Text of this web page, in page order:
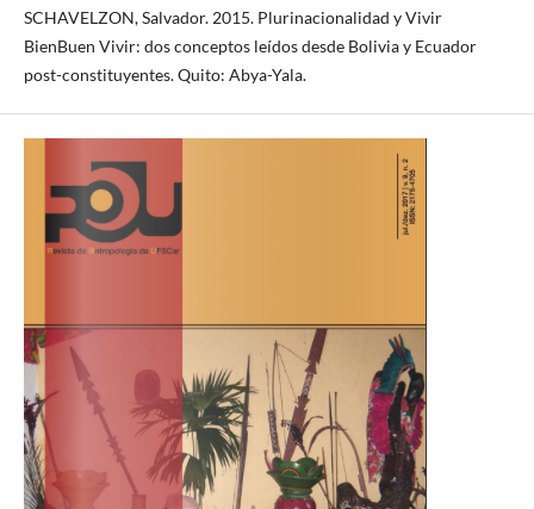
SCHAVELZON, Salvador. 2015. Plurinacionalidad y Vivir
BienBuen Vivir: dos conceptos leídos desde Bolivia y Ecuador
post-constituyentes. Quito: Abya-Yala.